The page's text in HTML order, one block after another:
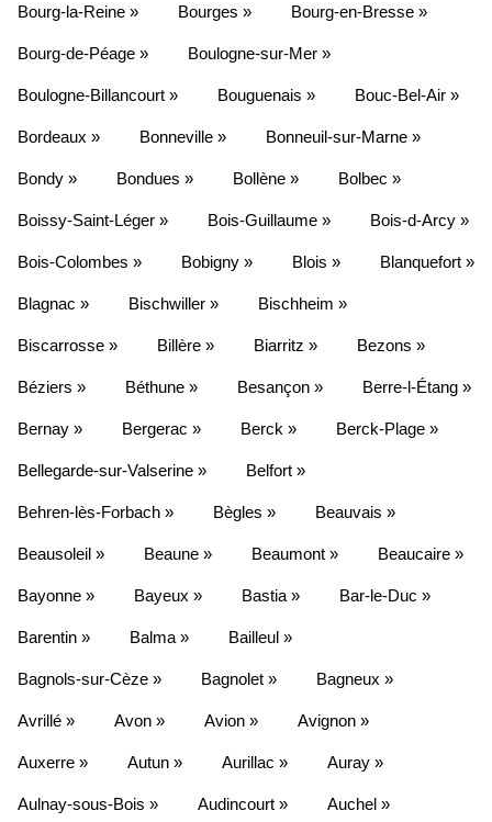
Bourg-la-Reine » Bourges » Bourg-en-Bresse »
Bourg-de-Péage » Boulogne-sur-Mer »
Boulogne-Billancourt » Bouguenais » Bouc-Bel-Air »
Bordeaux » Bonneville » Bonneuil-sur-Marne »
Bondy » Bondues » Bollène » Bolbec »
Boissy-Saint-Léger » Bois-Guillaume » Bois-d-Arcy »
Bois-Colombes » Bobigny » Blois » Blanquefort »
Blagnac » Bischwiller » Bischheim »
Biscarrosse » Billère » Biarritz » Bezons »
Béziers » Béthune » Besançon » Berre-l-Étang »
Bernay » Bergerac » Berck » Berck-Plage »
Bellegarde-sur-Valserine » Belfort »
Behren-lès-Forbach » Bègles » Beauvais »
Beausoleil » Beaune » Beaumont » Beaucaire »
Bayonne » Bayeux » Bastia » Bar-le-Duc »
Barentin » Balma » Bailleul »
Bagnols-sur-Cèze » Bagnolet » Bagneux »
Avrillé » Avon » Avion » Avignon »
Auxerre » Autun » Aurillac » Auray »
Aulnay-sous-Bois » Audincourt » Auchel »